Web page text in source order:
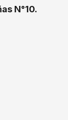
N°10.